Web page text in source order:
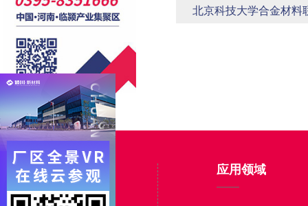
北京科技大学合金材料
产品中心 应用领域